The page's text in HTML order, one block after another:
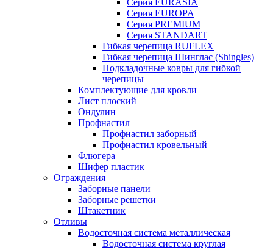
Серия EUROPA
Серия PREMIUM
Серия STANDART
Гибкая черепица RUFLEX
Гибкая черепица Шинглас (Shingles)
Подкладочные ковры для гибкой
черепицы
Комплектующие для кровли
Лист плоский
Ондулин
Профнастил
Профнастил заборный
Профнастил кровельный
Флюгера
Шифер пластик
Ограждения
Заборные панели
Заборные решетки
Штакетник
Отливы
Водосточная система металлическая
Водосточная система круглая